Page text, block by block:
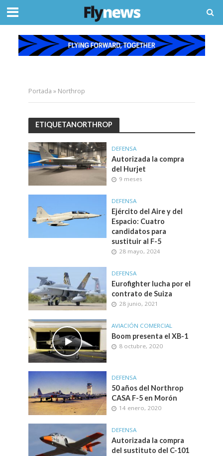
Portada » Northrop
ETIQUETANORTHROP
DEFENSA
Autorizada la compra
del Hurjet
9 meses
DEFENSA
Ejército del Aire y del
Espacio: Cuatro
candidatos para
sustituir al F-5
28 mayo, 2024
DEFENSA
Eurofighter lucha por el
contrato de Suiza
28 junio, 2021
AVIACIÓN COMERCIAL
Boom presenta el XB-1
8 octubre, 2020
DEFENSA
50 años del Northrop
CASA F-5 en Morón
14 enero, 2020
DEFENSA
Autorizada la compra
del sustituto del C-101